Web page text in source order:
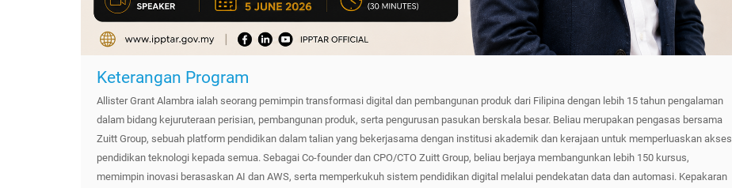
Keterangan Program
Allister Grant Alambra ialah seorang pemimpin transformasi digital dan pembangunan produk dari Filipina dengan lebih 15 tahun pengalaman
dalam bidang kejuruteraan perisian, pembangunan produk, serta pengurusan pasukan berskala besar. Beliau merupakan pengasas bersama
Zuitt Group, sebuah platform pendidikan dalam talian yang bekerjasama dengan institusi akademik dan kerajaan untuk memperluaskan akses
pendidikan teknologi kepada semua. Sebagai Co-founder dan CPO/CTO Zuitt Group, beliau berjaya membangunkan lebih 150 kursus,
memimpin inovasi berasaskan AI dan AWS, serta memperkukuh sistem pendidikan digital melalui pendekatan data dan automasi. Kepakaran